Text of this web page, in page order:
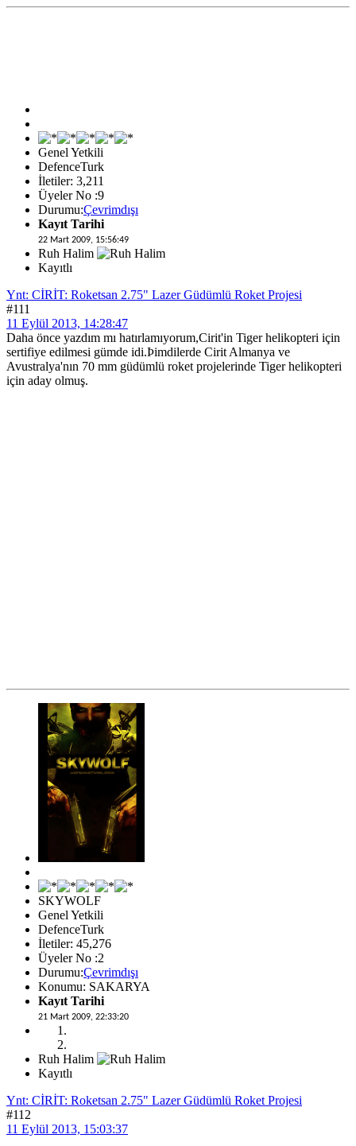
Genel Yetkili
DefenceTurk
İletiler: 3,211
Üyeler No :9
Durumu:Çevrimdışı
Kayıt Tarihi
22 Mart 2009, 15:56:49
Ruh Halim
Kayıtlı
Ynt: CİRİT: Roketsan 2.75" Lazer Güdümlü Roket Projesi
#111
11 Eylül 2013, 14:28:47
Daha önce yazdım mı hatırlamıyorum,Cirit'in Tiger helikopteri için
sertifiye edilmesi gümde idi.Þimdilerde Cirit Almanya ve
Avustralya'nın 70 mm güdümlü roket projelerinde Tiger helikopteri
için aday olmuş.
SKYWOLF
Genel Yetkili
DefenceTurk
İletiler: 45,276
Üyeler No :2
Durumu:Çevrimdışı
Konumu: SAKARYA
Kayıt Tarihi
21 Mart 2009, 22:33:20
Ruh Halim
Kayıtlı
Ynt: CİRİT: Roketsan 2.75" Lazer Güdümlü Roket Projesi
#112
11 Eylül 2013, 15:03:37